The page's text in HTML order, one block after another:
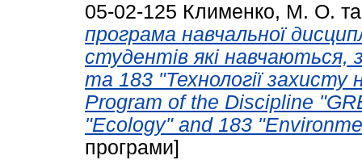
05-02-125 Клименко, М. О.
програма навчальної
студентів які навчаються,
та 183 "Технології
Program of the Discipline
"Ecology" and 183
програми]